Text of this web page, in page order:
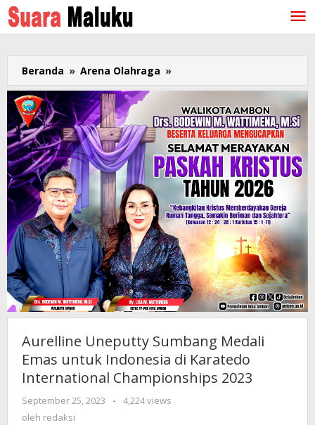
Lewati
ke
konten
Beranda » Arena Olahraga »
Uneputty
Medali
Emas
untuk
Indonesia
di
Karatedo
International
Championships
2023
Aurelline Uneputty Sumbang Medali
Emas untuk Indonesia di Karatedo
International Championships 2023
September 25, 2023
oleh
-
4,224 views
oleh redaksi